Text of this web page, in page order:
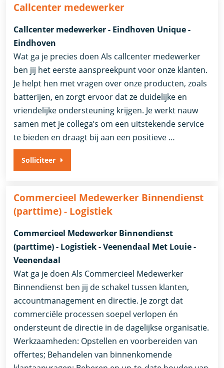
Callcenter medewerker
Callcenter medewerker - Eindhoven Unique -
Eindhoven
Wat ga je precies doen Als callcenter medewerker
ben jij het eerste aanspreekpunt voor onze klanten.
Je helpt hen met vragen over onze producten, zoals
batterijen, en zorgt ervoor dat ze duidelijke en
vriendelijke ondersteuning krijgen. Je werkt nauw
samen met je collega’s om een uitstekende service
te bieden en draagt bij aan een positieve …
Solliciteer
Commercieel Medewerker Binnendienst
(parttime) - Logistiek
Commercieel Medewerker Binnendienst
(parttime) - Logistiek - Veenendaal Met Louie -
Veenendaal
Wat ga je doen Als Commercieel Medewerker
Binnendienst ben jij de schakel tussen klanten,
accountmanagement en directie. Je zorgt dat
commerciële processen soepel verlopen én
ondersteunt de directie in de dagelijkse organisatie.
Werkzaamheden: Opstellen en voorbereiden van
offertes; Behandelen van binnenkomende